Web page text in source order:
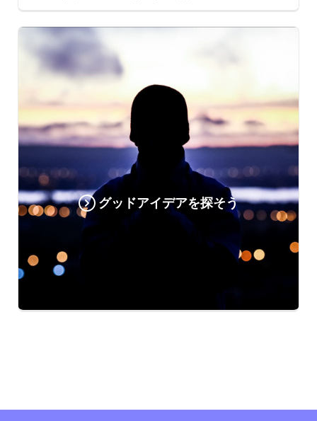
グッドアイデアを探そう